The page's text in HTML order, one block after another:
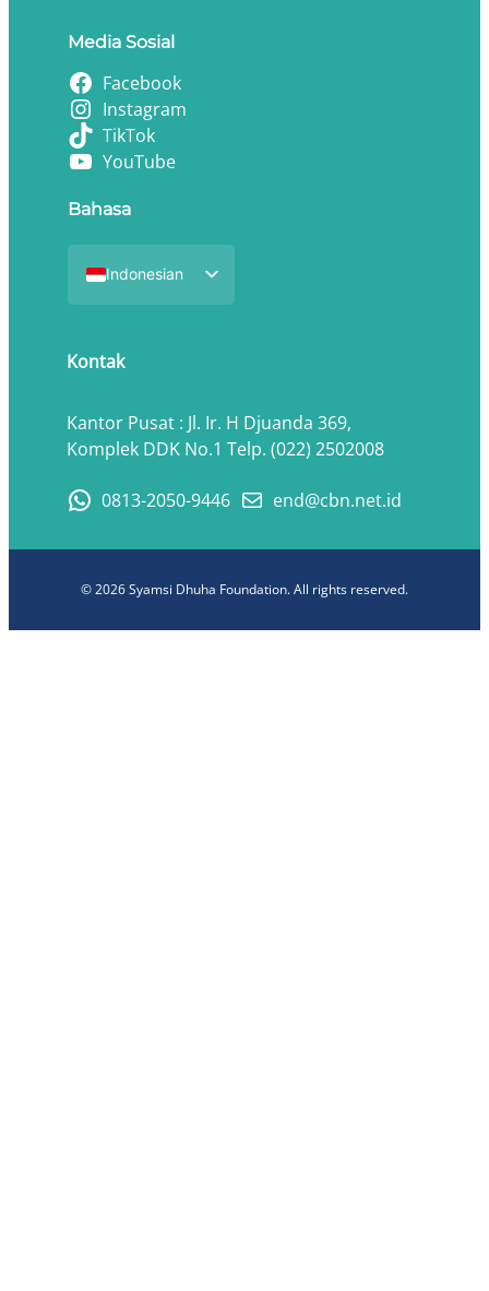
Media Sosial
Facebook
Instagram
TikTok
YouTube
Bahasa
Indonesian
English
Kontak
Kantor Pusat : Jl. Ir. H Djuanda 369,
Komplek DDK No.1 Telp. (022) 2502008
0813-2050-9446 end@cbn.net.id
© 2026 Syamsi Dhuha Foundation. All rights reserved.